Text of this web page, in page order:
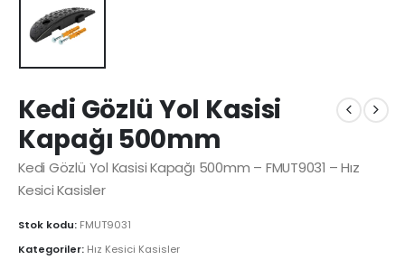
Kedi Gözlü Yol Kasisi
Kapağı 500mm
Kedi Gözlü Yol Kasisi Kapağı 500mm – FMUT9031 – Hız
Kesici Kasisler
Stok kodu: FMUT9031
Kategoriler: Hız Kesici Kasisler